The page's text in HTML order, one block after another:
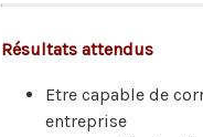
Résultats attendus
Etre capable de
entreprise